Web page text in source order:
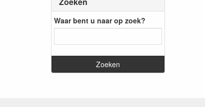
Waar bent u naar op zoek?